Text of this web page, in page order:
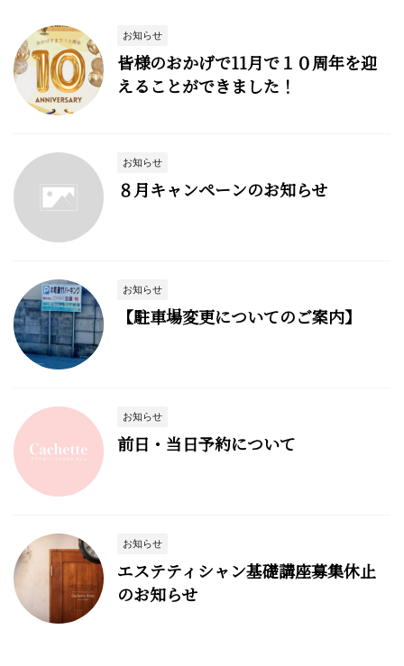
お知らせ
皆様のおかげで11月で１０周年を迎
えることができました！
お知らせ
８月キャンペーンのお知らせ
お知らせ
【駐車場変更についてのご案内】
お知らせ
前日・当日予約について
お知らせ
エステティシャン基礎講座募集休止
のお知らせ